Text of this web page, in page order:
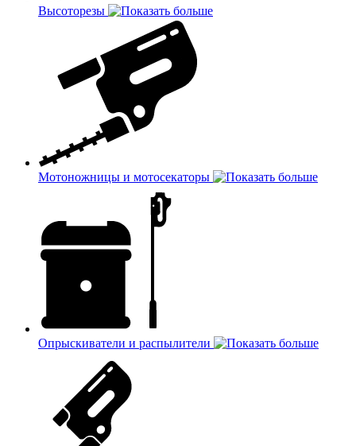
Высоторезы
Мотоножницы и мотосекаторы
Опрыскиватели и распылители